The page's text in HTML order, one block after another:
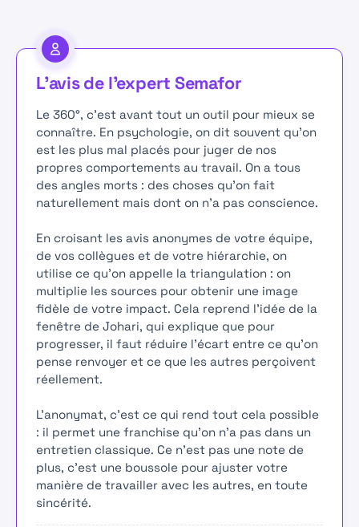
L'avis de l'expert Semafor
Le 360°, c'est avant tout un outil pour mieux se
connaître. En psychologie, on dit souvent qu'on
est les plus mal placés pour juger de nos
propres comportements au travail. On a tous
des angles morts : des choses qu'on fait
naturellement mais dont on n'a pas conscience.
En croisant les avis anonymes de votre équipe,
de vos collègues et de votre hiérarchie, on
utilise ce qu'on appelle la triangulation : on
multiplie les sources pour obtenir une image
fidèle de votre impact. Cela reprend l'idée de la
fenêtre de Johari, qui explique que pour
progresser, il faut réduire l'écart entre ce qu'on
pense renvoyer et ce que les autres perçoivent
réellement.
L'anonymat, c'est ce qui rend tout cela possible
: il permet une franchise qu'on n'a pas dans un
entretien classique. Ce n'est pas une note de
plus, c'est une boussole pour ajuster votre
manière de travailler avec les autres, en toute
sincérité.